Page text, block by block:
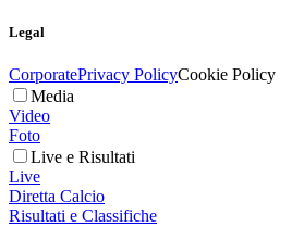
Legal
CorporatePrivacy PolicyCookie Policy
Media
Video
Foto
Live e Risultati
Live
Diretta Calcio
Risultati e Classifiche